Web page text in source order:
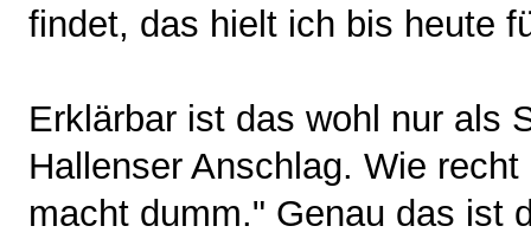
findet, das hielt ich bis heute
Erklärbar ist das wohl nur als
Hallenser Anschlag. Wie
macht dumm." Genau das ist